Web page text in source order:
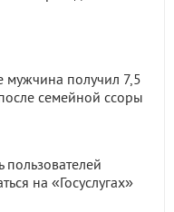
получил 7,5
семейной ссоры
пользователей
на «Госуслугах»